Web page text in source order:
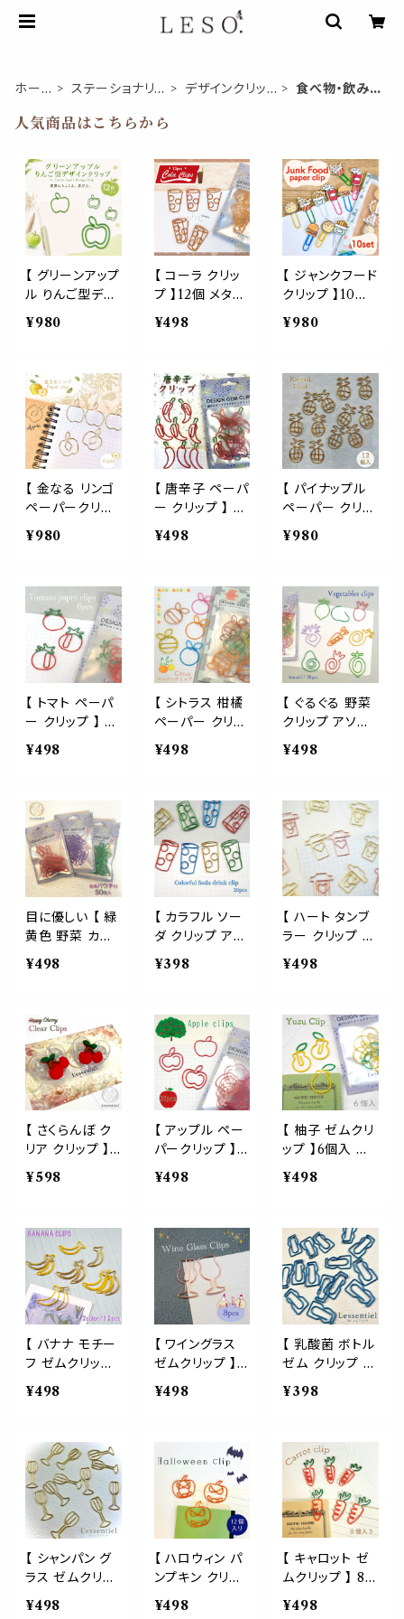
ホー
ステーショナリ
デザインクリッ
食べ物・飲み
人気商品はこちらから
【 グリーンアップ
ル りんご型デザ
インクリップ 12
個入り 】ペーパ
en Apple 書類
整理 メモクリッ
プ ブックマーク
青りんご グリー
ン フルーツ 文
房具 かわいい
おしゃれ 手帳 ノ
ート 学校 オフィ
¥980
【 コーラ クリッ
プ 】12個 メタリ
ック オレンジ ゼ
ム ペーパー ア
茶 カラー デス
ク オフィス ドリ
ンク 手帳 日記
分類 仕分け バ
インダー 仕分け
収納 資料プリン
ト カレンダー モ
チーフ メモ ラッ
レゼント ブック
プ カード タピオ
カ 事務 学校 会
社 カフェ 喫茶
店 かわいい ポ
ップ
¥498
【 ジャンクフード
クリップ 】10個
セット カラフル
ポップ 木製 ハン
ピザ ポップコー
ン コーラ ジュー
ス スナック菓子
食べ物 イベント
オフィス 文具 文
房具 筆記用具
雑貨 ペーパー
デスク ゼム モ
ゼント ラッピン
学校 事務 用品
会社 仕分け
¥980
【 金なる リンゴ
ペーパークリッ
プ 】21個入 ゴー
ルド 金運 黄金
お守り りんご ア
ップル 果物 フル
ーツ 林檎 くだ
もの 農家 ゼム
クリップ バイン
ダー 栞 ブックマ
ーカー 手帳 カ
レンダー 日記
ピング メッセー
る モチーフ デザ
インクリップ か
わいい 文房具
文具 雑貨 デス
ク アイテム
¥980
【 唐辛子 ペーパ
ー クリップ 】 12
個入 韓国 トウ
ガラシ 赤 一味
文房具 麻辣 麺
野菜 汗 事務 書
類 整理 手帳 勉
強 ギフト ラッピ
ング プレゼント
飲食 可愛い
¥498
【 パイナップル
ペーパー クリッ
プ 】 12個 ゴー
ルド 黄金 フルー
用品 チャック 袋
ラッピング ギフ
ト プレゼント ゼ
ム デスク アイテ
ム 手帳 書類 整
理 勉強 文房具
メッセージ
¥980
【 トマト ペーパ
ー クリップ 】 6
個入り ゼム 文
房具 野菜 夏 サ
ナリー アイテム
事務 用品 書類
整理 手帳 勉強
ギフト ラッピン
グ ケチャップ プ
レゼント ベジタ
ブル 可愛い
¥498
【 シトラス 柑橘
ペーパー クリッ
プ 】 20個 アソ
ート カラフル オ
ーツ メタリック
ステーショナリ
ー 事務 用品 ラ
ッピング ギフト
プレゼント ゼム
デスク アイテム
手帳 書類 整理
勉強 メッセージ
¥498
【 ぐるぐる 野菜
クリップ アソー
ト 】20個入り 6
種類 カラフル
パー モチーフ
アイテム 事務用
品 オフィス 学校
文房具 手帳 ラ
ッピング ステー
ショナリー 農家
サラダ かわいい
キュート
¥498
目に優しい 【 緑
黄色 野菜 カラ
ー ペーパー ク
リップ 】 50個
ピーマン 管理
栄養士 シェフ
厨房 事務 用品
文房具 オフィス
ラッピング 手紙
メッセージ カー
ド 資料
¥498
【 カラフル ソー
ダ クリップ アソ
ート 】20個 ゼム
ペーパー メタリ
酸 喫茶 カラー
デスク オフィス
ドリンク 手帳 カ
レンダー モチー
フ メモ ラッピン
グ ギフト ブック
マーカー 栞 ショ
ップ カード タピ
¥398
【 ハート タンブ
ラー クリップ 】1
8個入り 選べる
2色 ピンク ゴー
カップ ゼム アイ
テム 文房具 デ
スク オフィス 事
務用品 テイクア
ウト ピクニック
休日 可愛い バ
レンタイン キュ
ート コーヒー
ーカー 手帳 資
¥498
【 さくらんぼ ク
リア クリップ 】2
個入 山形 JA 東
根 佐藤錦 透明
パー 用紙 封筒
収納 テキスト
教科書 参考書
辞書 文房具 事
務 店舗 ショップ
オフィス 袋 密封
キッチン アイテ
ム
¥598
【 アップル ペー
パークリップ 】2
0個入り 赤りん
ご 果物 フルー
くだもの 農家
ゼムクリップ バ
インダー 栞 ブッ
クマーカー 手帳
カレンダー 日記
東北 青森 ラッ
ピング メッセー
ジカード 事務用
る モチーフ デザ
¥498
【 柚子 ゼムクリ
ップ 】6個入 ゼ
ムクリップ 冬至
風呂 冬 事務用
パークリップ バ
インダー ブック
マーカー 果物
柑橘 日本 ユズ
ゆず 果樹園 ジ
ャム みかん 高
知 徳島 愛媛 大
分 温泉 ラッピン
¥498
【 バナナ モチー
フ ゼムクリップ
】12個入り 選べ
る2色 イエロー
イン 事務用品
文房具 果物 フ
ルーツ 手紙 ブッ
クマーカー 野菜
ラッピング バイ
ンダー 学校 八
百屋 南国 元気
¥498
【 ワイングラス
ゼムクリップ 】8
個入り ピンクゴ
ールド ペーパー
ティー クリスマ
ス 会場 イベント
結婚式 披露宴
名刺 オフィス ペ
ーパーアイテム
事務用品 文房
具 ラッピング
¥498
【 乳酸菌 ボトル
ゼム クリップ 】
15個入り 文房
具 事務用品 青
配達 新聞 誕生
日 バインダー
ペーパー 生活
雑貨 ラッピング
ブックマーク 本
読書 資料 勉強
学校 食事 敬老
父 母 健康
¥398
【 シャンパン グ
ラス ゼムクリッ
プ 】 12個入り
金色 ゴールド
¥498
【 ハロウィン パ
ンプキン クリッ
プ 】12個入り ゼ
ムクリップ オレ
¥498
【 キャロット ゼ
ムクリップ 】 8個
入り 事務用品
文房具 雑貨 野
¥498